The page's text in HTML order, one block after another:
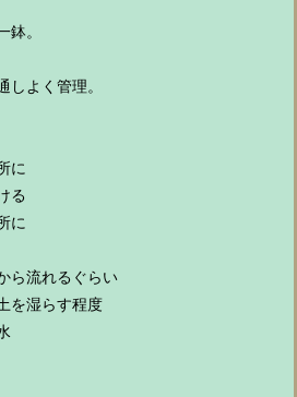
鉢。
しよく管理。
に
る
に
ら流れるぐらい
湿らす程度